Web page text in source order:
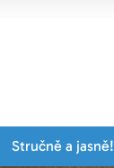
Stručně a jasně!